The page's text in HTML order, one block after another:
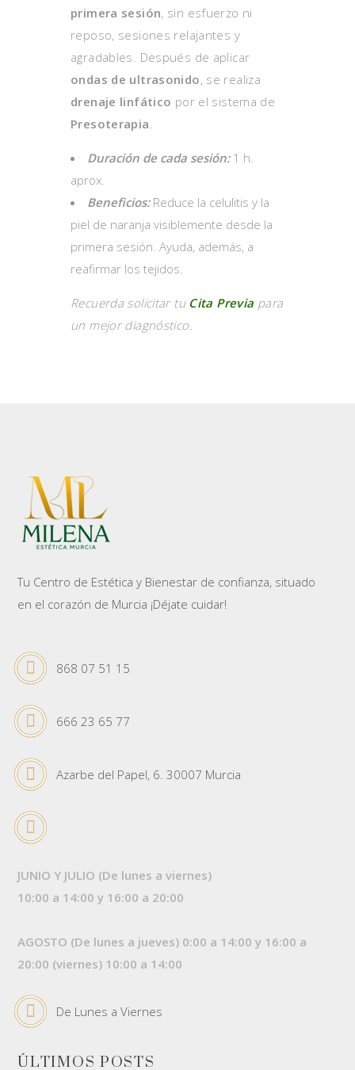
primera sesión, sin esfuerzo ni
reposo, sesiones relajantes y
agradables. Después de aplicar
ondas de ultrasonido, se realiza
drenaje linfático por el sistema de
Presoterapia.
Duración de cada sesión: 1 h.
aprox.
Beneficios: Reduce la celulitis y la
piel de naranja visiblemente desde la
primera sesión. Ayuda, además, a
reafirmar los tejidos.
Recuerda solicitar tu Cita Previa para
un mejor diagnóstico.
Tu Centro de Estética y Bienestar de confianza, situado
en el corazón de Murcia ¡Déjate cuidar!
868 07 51 15
666 23 65 77
Azarbe del Papel, 6. 30007 Murcia
JUNIO Y JULIO (De lunes a viernes)
10:00 a 14:00 y 16:00 a 20:00
AGOSTO (De lunes a jueves) 0:00 a 14:00 y 16:00 a
20:00 (viernes) 10:00 a 14:00
De Lunes a Viernes
ÚLTIMOS POSTS